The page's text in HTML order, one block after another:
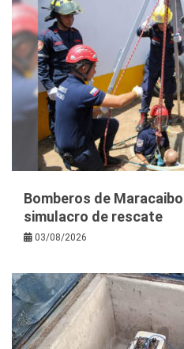
Bomberos de
simulacro de rescate
03/08/2026